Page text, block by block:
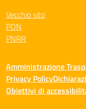
Vecchio sito
PON
PNRR
Amministrazione
Privacy Policy
Obiettivi di